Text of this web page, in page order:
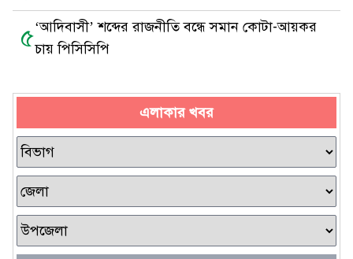
৫‘আদিবাসী’ শব্দের রাজনীতি বন্ধে সমান কোটা-আয়কর
চায় পিসিসিপি
এলাকার খবর